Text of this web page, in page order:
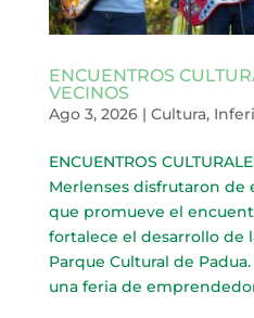
ENCUENTROS
VECINOS
Ago 3, 2026| Cultura,
ENCUENTROS
Merlenses disfrutaron de
que promueve el
fortalece el desarrollo de
Parque Cultural de
una feria de